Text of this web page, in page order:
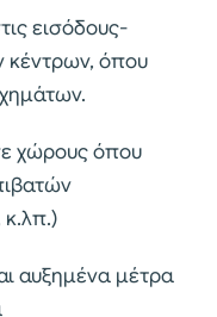
εισόδους-
κέντρων, όπου
χώρους όπου
κ.λπ.)
αυξημένα μέτρα